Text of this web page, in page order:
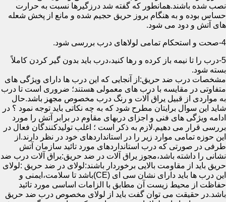
نصب شده باشند.همانطور که گفته شد درزگیرها نسبت به حرارت
حساس بوده و به هنگام بروز حریق حجیم شده و مانع از پخش شعله
های آتش و دود می شود.
4-صحت و استحکام تمامی لولاهای درب بررسی شود.
5-درب را تا نیمه باز کرده و رها کنید،درب باید بدون گیر کردن کاملاً
بسته شود.
مشخصات درب ضد حریق:از آنجایی که این درب ها دارای ویژگی های
متفاوتی در مقایسه با درب های معمولی هستند؛ ضروری است تا درب
به مواردی از قبیل یراق آلات و رنگ درب مخصوص مجهز باشد.حال
شاید این سوال برایتان مطرح شود که به چه نکاتی باید توجه نمود ؟ در
ادامه ویژگی های فنی و اجزای دربهای مقاوم در برابر آتش را مورد
بررسی قرار می دهیم.لازم به ذکر است ؛ اغلب تولیدکنندگان فعال در
این حوزه تمامی موارد زیر را در استانداردهای خود در نظر دارند.از
طرفی در صورتی که درب استانداردهای مورد تائید سازمان آتش
نشانی را داشته باشد،مجوز یراق آلات در ضد حریق:یراق آلات درب ضد
حریق باید از مقاومت بالایی برخوردار باشند:لولای در ضد حریق :لولای
این درب ها باید دارای نشان سی ای (CE)باشد تا سلامت،ایمنی و
حفاظت از محیط زیست آن مطابق با الزامات اساسی مورد تائید
باشد.در حقیقت می توان گفت باید از لولای مخصوص درب ضد حریق